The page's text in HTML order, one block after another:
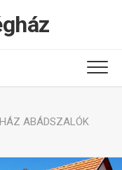
ABÁDSZALÓK